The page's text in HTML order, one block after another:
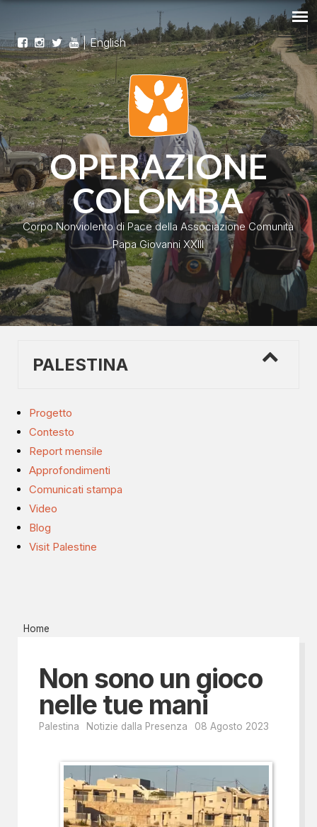
|English
OPERAZIONE
COLOMBA
Corpo Nonviolento di Pace della Associazione Comunità
Papa Giovanni XXIII
PALESTINA
Progetto
Contesto
Report mensile
Approfondimenti
Comunicati stampa
Video
Blog
Visit Palestine
Home
Non sono un gioco
nelle tue mani
Palestina Notizie dalla Presenza 08 Agosto 2023